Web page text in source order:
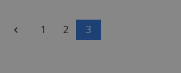
1 2 3